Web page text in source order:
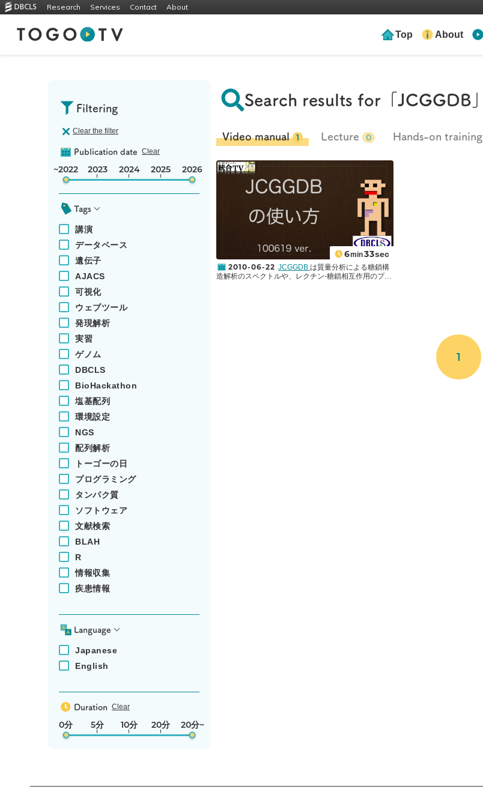
Research Services Contact About
Top About
Filtering
Clear the filter
Publication date Clear
~2022 2023 2024 2025 2026
Tags
講演
データベース
遺伝子
AJACS
可視化
ウェブツール
発現解析
実習
ゲノム
DBCLS
BioHackathon
塩基配列
環境設定
NGS
配列解析
トーゴーの日
プログラミング
タンパク質
ソフトウェア
文献検索
BLAH
R
情報収集
疾患情報
Language
Japanese
English
Duration Clear
0分 5分 10分 20分 20分~
Search results for 「JCGGDB」
Video manual 1 Lecture 0 Hands-on training
6min33sec
2010-06-22 JCGGDB は質量分析による糖鎖構
造解析のスペクトルや、レクチン-糖鎖相互作用のプロ
1